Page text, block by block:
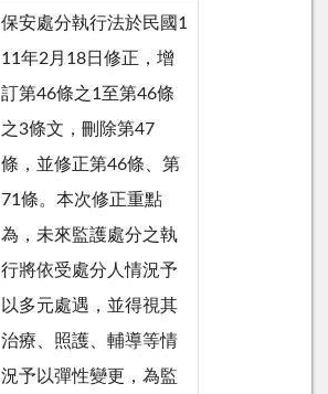
保安處分執行法於民國1
11年2月18日修正，增
訂第46條之1至第46條
之3條文，刪除第47
條，並修正第46條、第
71條。本次修正重點
為，未來監護處分之執
行將依受處分人情況予
以多元處遇，並得視其
治療、照護、輔導等情
況予以彈性變更，為監